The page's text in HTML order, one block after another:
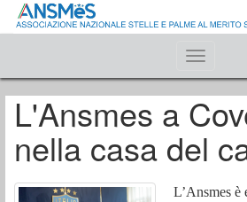
Toggle
L'Ansmes a
nella casa del
L’Ansmes è